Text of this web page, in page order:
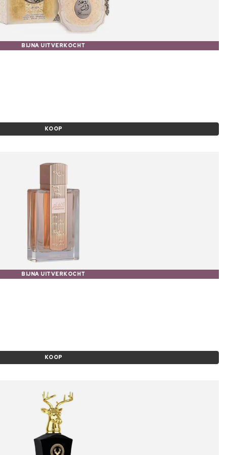
BIJNA UITVERKOCHT
KOOP
BIJNA UITVERKOCHT
KOOP